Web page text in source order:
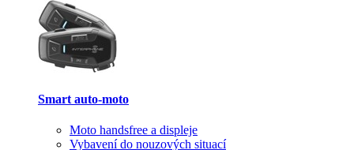
Smart auto-moto
Moto handsfree a displeje
Vybavení do nouzových situací